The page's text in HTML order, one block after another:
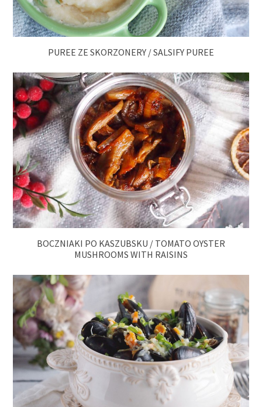
PUREE ZE SKORZONERY / SALSIFY PUREE
BOCZNIAKI PO KASZUBSKU / TOMATO OYSTER
MUSHROOMS WITH RAISINS